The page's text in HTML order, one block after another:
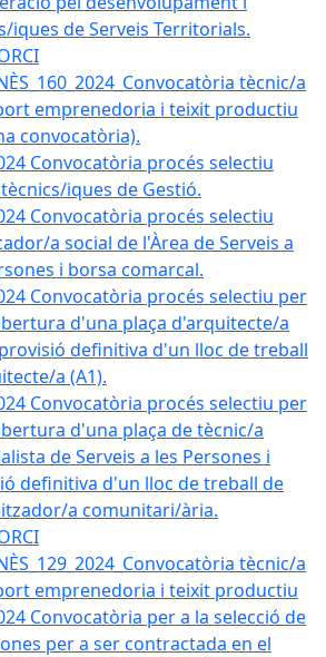
iques de Serveis Territorials.
tècnic/a
emprenedoria i teixit productiu
convocatòria).
Convocatòria procés selectiu
iques de Gestió.
Convocatòria procés selectiu
a social de l'Àrea de Serveis a
i borsa comarcal.
Convocatòria procés selectiu per
d'una plaça d'arquitecte/a
definitiva d'un lloc de treball
a (A1).
Convocatòria procés selectiu per
d'una plaça de tècnic/a
de Serveis a les Persones i
definitiva d'un lloc de treball de
a comunitari/ària.
tècnic/a
emprenedoria i teixit productiu
Convocatòria per a la selecció de
per a ser contractada en el